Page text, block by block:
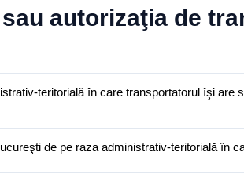
autorizaţia de
teritorială în care transportatorul îşi are
de pe raza administrativ-teritorială în